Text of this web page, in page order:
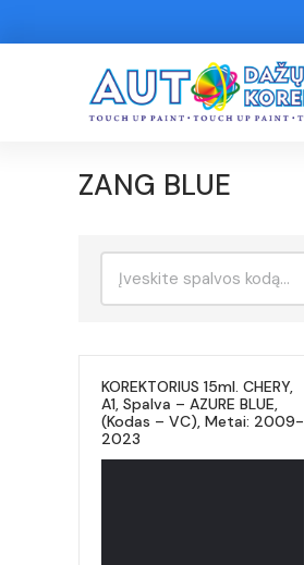
ZANG BLUE
KOREKTORIUS 15ml. CHERY,
A1, Spalva – AZURE BLUE,
(Kodas – VC), Metai: 2009-
2023